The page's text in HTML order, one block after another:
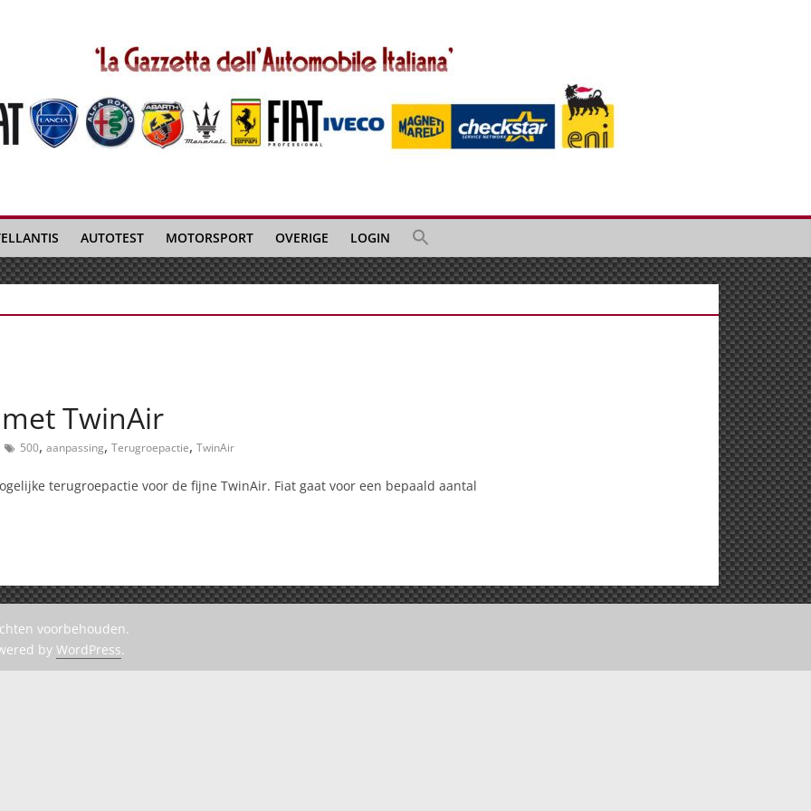
AUTOTEST MOTORSPORT OVERIGE LOGIN
TwinAir
500, aanpassing, Terugroepactie, TwinAir
terugroepactie voor de fijne TwinAir. Fiat gaat voor een bepaald aantal
voorbehouden.
by WordPress.